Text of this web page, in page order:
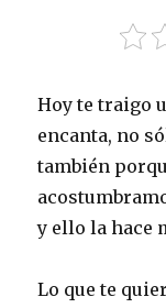
Hoy te traigo
encanta, no
también
y ello la hace
Lo que te